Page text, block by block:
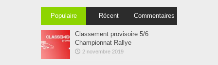
Populaire Récent Commentaires
Classement provisoire 5/6
Championnat Rallye
2 novembre 2019